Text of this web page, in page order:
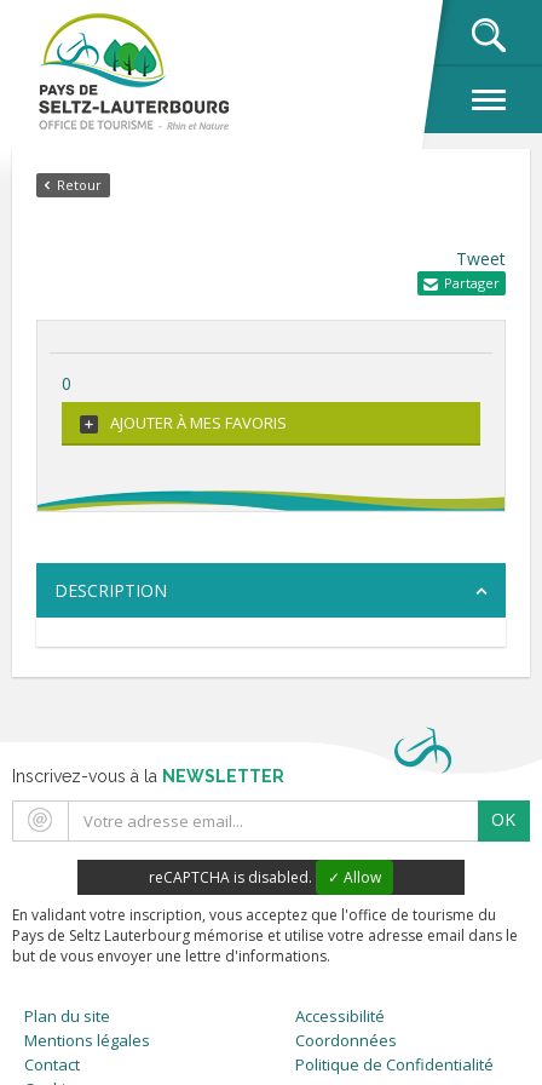
Retour
Tweet
Partager
0
AJOUTER À MES FAVORIS
DESCRIPTION
Inscrivez-vous à la NEWSLETTER
OK
reCAPTCHA is disabled.
✓ Allow
En validant votre inscription, vous acceptez que l'office de tourisme du
Pays de Seltz Lauterbourg mémorise et utilise votre adresse email dans le
but de vous envoyer une lettre d'informations.
Plan du site
Accessibilité
Mentions légales
Coordonnées
Contact
Politique de Confidentialité